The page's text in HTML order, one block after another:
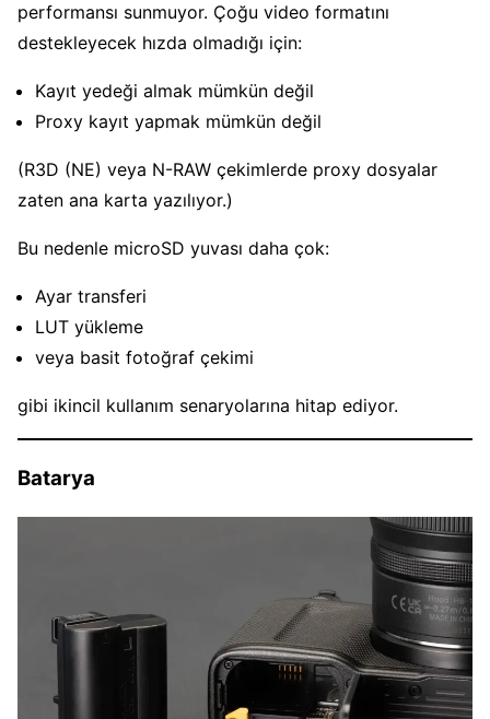
performansı sunmuyor. Çoğu video formatını
destekleyecek hızda olmadığı için:
Kayıt yedeği almak mümkün değil
Proxy kayıt yapmak mümkün değil
(R3D (NE) veya N-RAW çekimlerde proxy dosyalar
zaten ana karta yazılıyor.)
Bu nedenle microSD yuvası daha çok:
Ayar transferi
LUT yükleme
veya basit fotoğraf çekimi
gibi ikincil kullanım senaryolarına hitap ediyor.
Batarya